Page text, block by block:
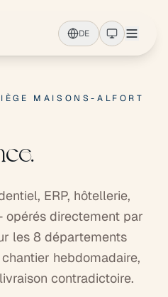
DE
MAISONS-ALFORT
ERP, hôtellerie,
directement par
les 8 départements
hebdomadaire,
contradictoire.